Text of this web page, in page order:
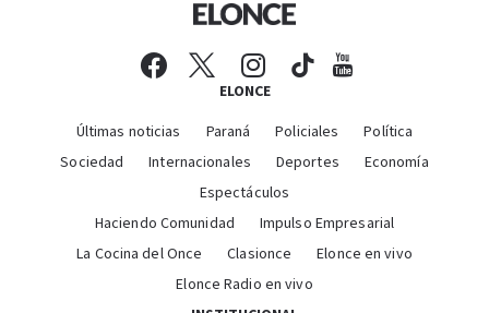
ELONCE
Últimas noticias Paraná Policiales
Política
Sociedad
Internacionales Deportes
Economía
Espectáculos
Haciendo Comunidad
Impulso Empresarial
La Cocina del Once
Clasionce
Elonce en vivo
Elonce Radio en vivo